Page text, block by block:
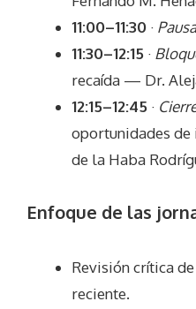
11:00–11:30 ·
11:30–12:15 ·
recaída — Dr.
12:15–12:45 ·
oportunidades
de la Haba
Enfoque de las
Revisión crítica
reciente.